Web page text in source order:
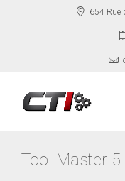
654 Rue
Tool Master 5